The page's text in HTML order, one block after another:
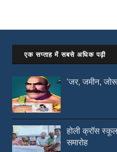
एक सप्ताह में सबसे अधिक पढ़ी
‘जर, जमीन,
होली क्रॉस स्कूल
समारोह